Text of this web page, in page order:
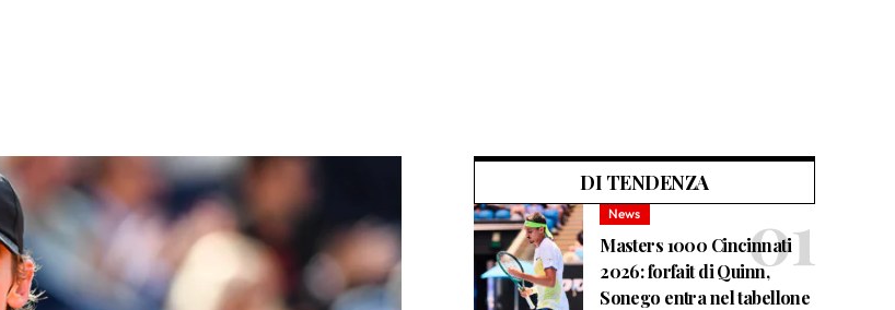
DI TENDENZA
News
Masters 1000 Cincinnati
2026: forfait di Quinn,
Sonego entra nel tabellone